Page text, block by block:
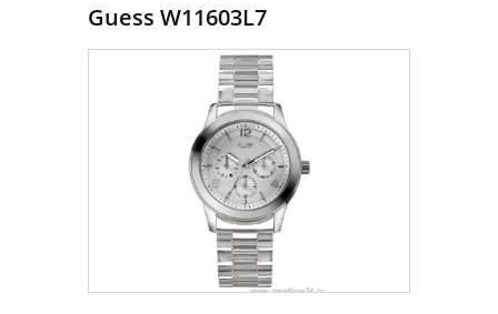
Guess W11603L7